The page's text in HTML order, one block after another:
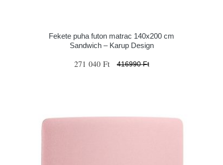
Fekete puha futon matrac 140x200 cm
Sandwich – Karup Design
271 040 Ft 416990 Ft